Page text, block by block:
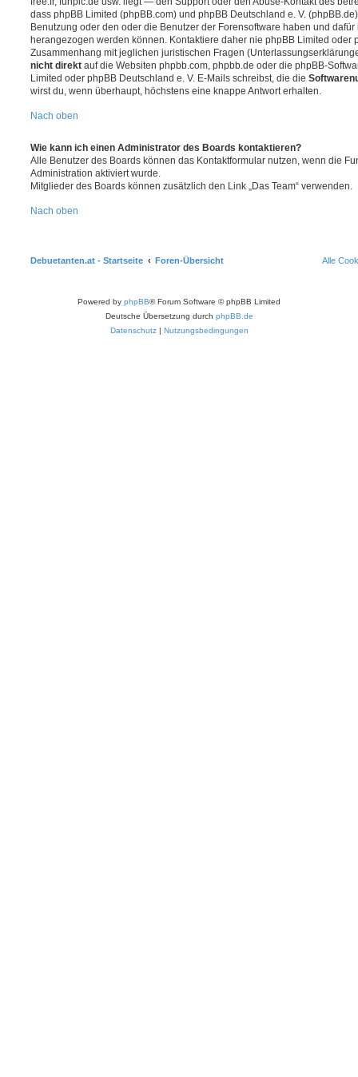
dass phpBB Limited (phpBB.com) und phpBB Deutschland e. V.
Benutzung oder den oder die Benutzer der Forensoftware haben und
herangezogen werden können. Kontaktiere daher nie phpBB Limited oder
Zusammenhang mit jeglichen juristischen Fragen
nicht direkt auf die Websiten phpbb.com, phpbb.de oder die phpBB-
Limited oder phpBB Deutschland e. V. E-Mails schreibst, die die
wirst du, wenn überhaupt, höchstens eine knappe Antwort erhalten.
Nach oben
Wie kann ich einen Administrator des Boards kontaktieren?
Alle Benutzer des Boards können das Kontaktformular nutzen, wenn die
Administration aktiviert wurde.
Mitglieder des Boards können zusätzlich den Link „Das Team“ verwenden.
Nach oben
Debuetanten.at - Startseite Foren-Übersicht Alle
Powered by phpBB® Forum Software © phpBB Limited
Deutsche Übersetzung durch phpBB.de
Datenschutz| Nutzungsbedingungen